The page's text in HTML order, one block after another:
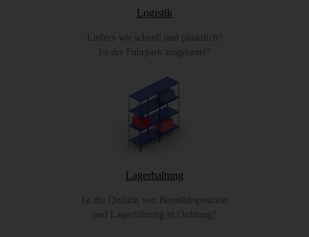
Logistik
Liefern wir schnell und pünktlich?
Ist der Fuhrpark ausgelastet?
Lagerhaltung
Ist die Qualität von Bestelldisposition
und Lagerführung in Ordnung?